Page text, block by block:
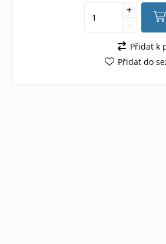
Přidat k
Přidat do